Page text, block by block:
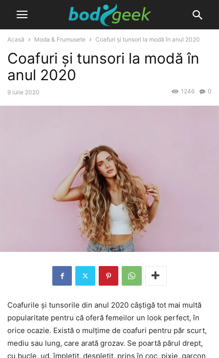
Acasă Moda & Frumusete Coafuri și tunsori la modă în anul 2020
Coafuri și tunsori la modă în
anul 2020
9 iulie 2020 0
1246
Coafurile și tunsorile din anul 2020 câștigă tot mai multă
popularitate pentru că oferă femeilor un look perfect, în
orice ocazie. Există o mulțime de coafuri pentru păr scurt,
mediu sau lung, care arată grozav. Se poartă părul drept,
cu bucle, ud, împletit, despletit, prins în coc, pixie, garcon,